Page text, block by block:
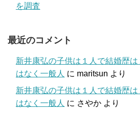
を調査
最近のコメント
新井康弘の子供は１人で結婚歴
はなく一般人 に maritsun より
新井康弘の子供は１人で結婚歴
はなく一般人 に さやか より